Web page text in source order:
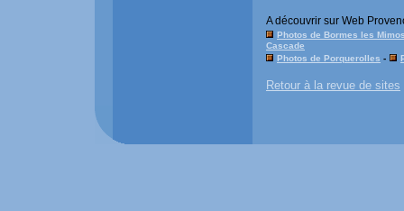
A découvrir sur Web
Photos de Bormes les
Cascade
Photos de Porquerolles -
Retour à la revue de sites